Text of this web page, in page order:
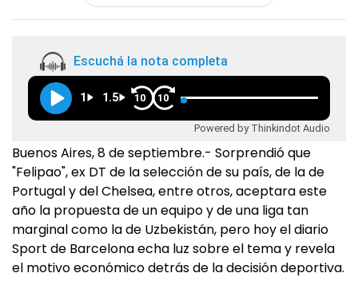
Escuchá la nota completa
1 1.5 10 10
Powered by Thinkindot Audio
Buenos Aires, 8 de septiembre.- Sorprendió que
"Felipao", ex DT de la selección de su país, de la de
Portugal y del Chelsea, entre otros, aceptara este
año la propuesta de un equipo y de una liga tan
marginal como la de Uzbekistán, pero hoy el diario
Sport de Barcelona echa luz sobre el tema y revela
el motivo económico detrás de la decisión deportiva.